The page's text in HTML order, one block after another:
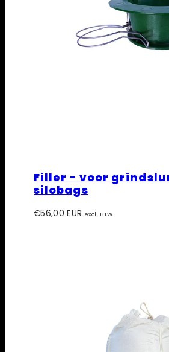
Filler - voor
silobags
Prijs
€56,00 EUR excl. BTW